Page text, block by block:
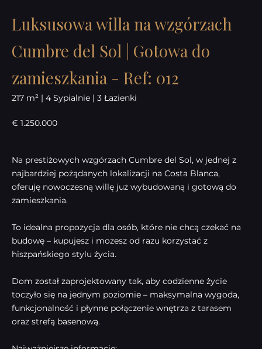
Luksusowa willa na wzgórzach
Cumbre del Sol | Gotowa do
zamieszkania - Ref: 012
217 m² | 4 Sypialnie | 3 Łazienki
€ 1.250.000
Na prestiżowych wzgórzach Cumbre del Sol, w jednej z
najbardziej pożądanych lokalizacji na Costa Blanca,
oferuję nowoczesną willę już wybudowaną i gotową do
zamieszkania.
To idealna propozycja dla osób, które nie chcą czekać na
budowę – kupujesz i możesz od razu korzystać z
hiszpańskiego stylu życia.
Dom został zaprojektowany tak, aby codzienne życie
toczyło się na jednym poziomie – maksymalna wygoda,
funkcjonalność i płynne połączenie wnętrza z tarasem
oraz strefą basenową.